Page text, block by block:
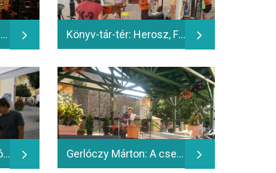
Vári Éva önálló estje - 2014.06.14. Könyv-tár-tér: Herosz, Fehérvári Állatotthon, NeKI, Vadmadárkórház - 2014.06.14.
Pápai T. Simon a Bolygóépítők, A második esély és a Visszatérők című köteteit dedikálja; VMK-sátor - 2014.06.14. Gerlóczy Márton: A csemegepultos naplója, Ötvös András felolvasó előadása - 2014.06.14.